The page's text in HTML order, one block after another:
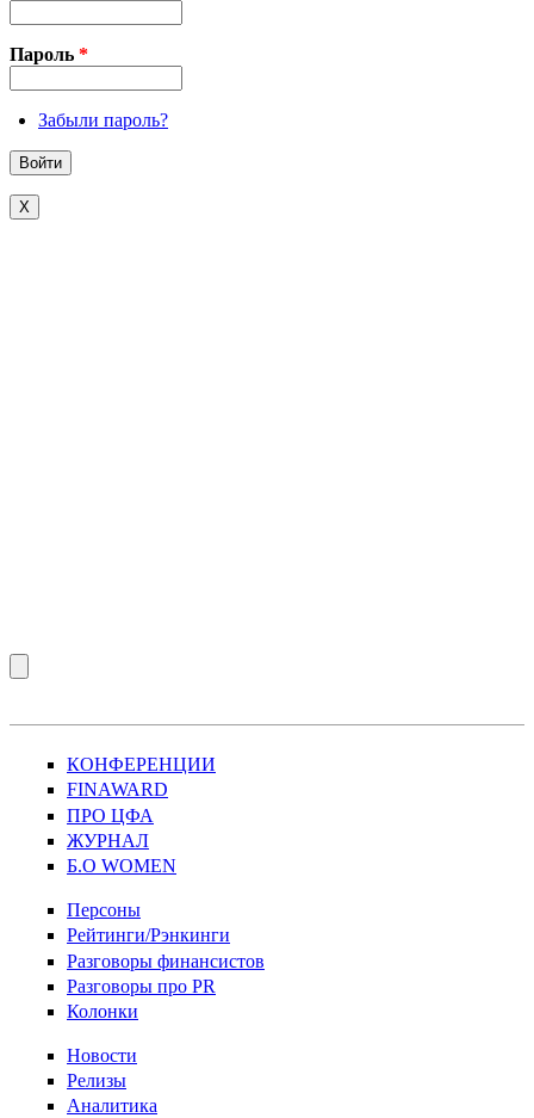
Пароль *
Забыли пароль?
X
КОНФЕРЕНЦИИ
FINAWARD
ПРО ЦФА
ЖУРНАЛ
Б.О WOMEN
Персоны
Рейтинги/Рэнкинги
Разговоры финансистов
Разговоры про PR
Колонки
Новости
Релизы
Аналитика